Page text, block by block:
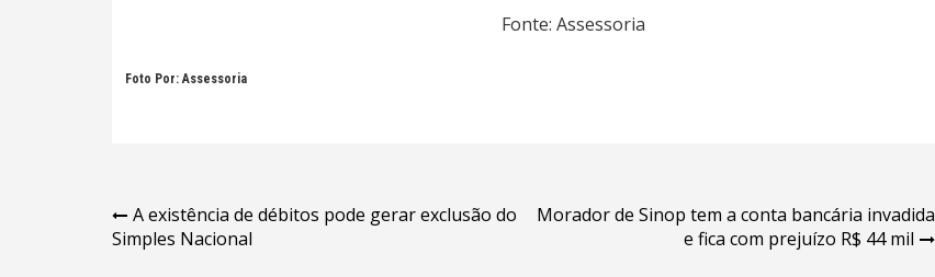
Fonte: Assessoria
Foto Por: Assessoria
Navegação
de
A existência de débitos pode gerar exclusão do
Simples Nacional
Morador de Sinop tem a conta bancária invadida
e fica com prejuízo R$ 44 mil